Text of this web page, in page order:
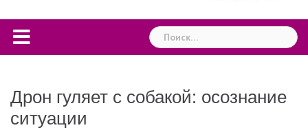
Найти:
Дрон гуляет с собакой: осознание
ситуации